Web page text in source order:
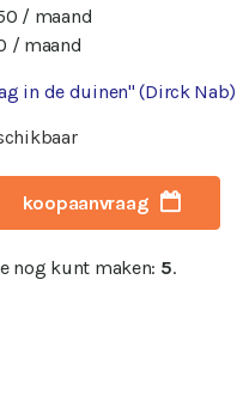
/ maand
/ maand
in de duinen" (Dirck Nab)
koopaanvraag
nog kunt maken: 5.